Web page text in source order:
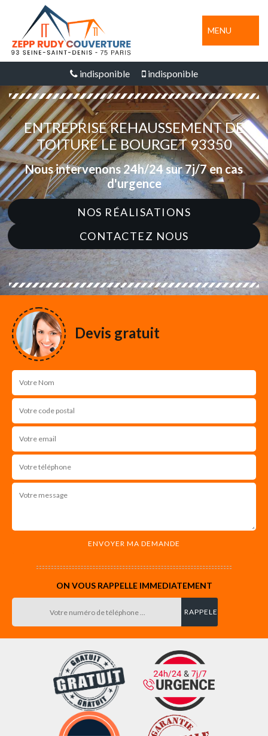
MENU
indisponible indisponible
ENTREPRISE REHAUSSEMENT DE
TOITURE LE BOURGET 93350
Nous intervenons 24h/24 sur 7j/7 en cas
d'urgence
NOS RÉALISATIONS
CONTACTEZ NOUS
Devis gratuit
ON VOUS RAPPELLE IMMEDIATEMENT